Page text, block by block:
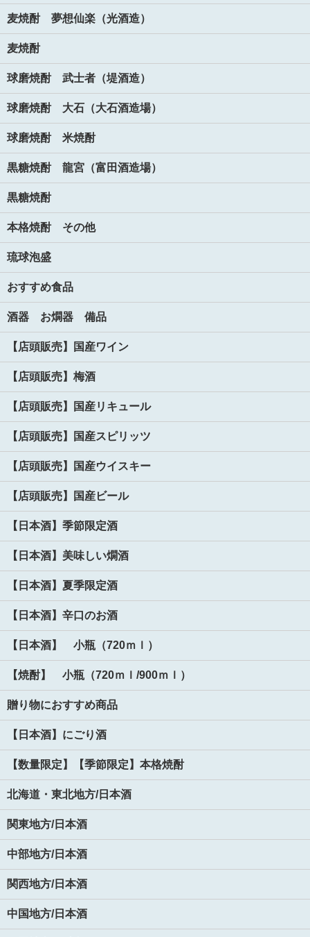
麦焼酎 夢想仙楽（光酒造）
麦焼酎
球磨焼酎 武士者（堤酒造）
球磨焼酎 大石（大石酒造場）
球磨焼酎 米焼酎
黒糖焼酎 龍宮（富田酒造場）
黒糖焼酎
本格焼酎 その他
琉球泡盛
おすすめ食品
酒器 お燗器 備品
【店頭販売】国産ワイン
【店頭販売】梅酒
【店頭販売】国産リキュール
【店頭販売】国産スピリッツ
【店頭販売】国産ウイスキー
【店頭販売】国産ビール
【日本酒】季節限定酒
【日本酒】美味しい燗酒
【日本酒】夏季限定酒
【日本酒】辛口のお酒
【日本酒】 小瓶（720ｍｌ）
【焼酎】 小瓶（720ｍｌ/900ｍｌ）
贈り物におすすめ商品
【日本酒】にごり酒
【数量限定】【季節限定】本格焼酎
北海道・東北地方/日本酒
関東地方/日本酒
中部地方/日本酒
関西地方/日本酒
中国地方/日本酒